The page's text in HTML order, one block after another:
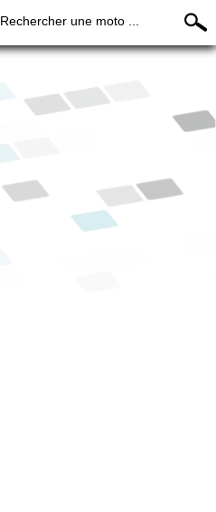
Rechercher une moto ...